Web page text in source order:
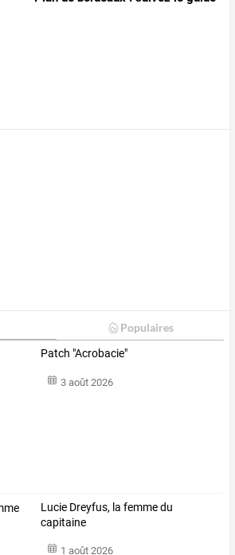
Populaires
Patch "Acrobacie"
3 août 2026
Lucie Dreyfus, la femme du
capitaine
1 août 2026